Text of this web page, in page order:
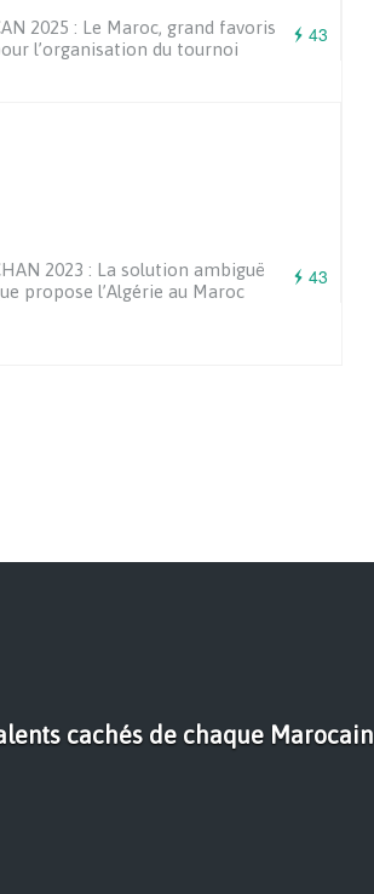
43
2025 : Le Maroc, grand favoris
l’organisation du tournoi
43
2023 : La solution ambiguë
propose l’Algérie au Maroc
cachés de chaque Marocain